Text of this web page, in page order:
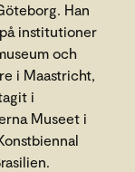
Han
institutioner
och
i Maastricht,
i
Museet i